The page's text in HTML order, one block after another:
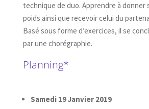
technique de duo. Apprendre à donner
poids ainsi que recevoir celui du
Basé sous forme d’exercices, il se
par une chorégraphie.
Planning*
Samedi 19 Janvier 2019